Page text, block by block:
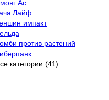
Ас
Лайф
импакт
против растений
категории (41)